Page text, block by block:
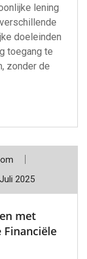
lening
doeleinden
toegang te
zonder de
2025
met